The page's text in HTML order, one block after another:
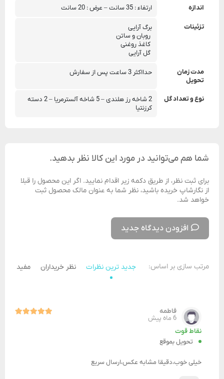
اندازه ارتفاء : 35 سانت – عرض : 20 سانت
تزئینات
برگ آرایی
روبان و ساتن
کاغذ روغنی
گل آرایی
مدت زمان
تحویل
حدااکثر 3 ساعت پس از سفارش
نوع و تعداد گل
کرزنتیا
شما هم می‌توانید در مورد این کالا نظر بدهید.
برای ثبت نظر، از طریق دکمه زیر اقدام نمایید. اگر این محصول را قبلا
از نگارشاپ خریده باشید، نظر شما به عنوان مالک محصول ثبت
خواهد شد.
افزودن دیدگاه جدید
مرتب سازی بر اساس: جدید ترین نظرات نظر خریداران مفید
فاطمه
6 ماه پیش
نقاط قوت
تحویل بموقع
خیلی خوب،دقیقا مشابه عکس،ارسال سریع